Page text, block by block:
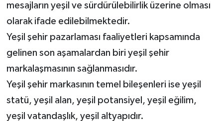
mesajların yeşil ve sürdürülebilirlik üzerine olması
olarak ifade edilebilmektedir.
Yeşil şehir pazarlaması faaliyetleri kapsamında
gelinen son aşamalardan biri yeşil şehir
markalaşmasının sağlanmasıdır.
Yeşil şehir markasının temel bileşenleri ise yeşil
statü, yeşil alan, yeşil potansiyel, yeşil eğilim,
yeşil vatandaşlık, yeşil altyapıdır.